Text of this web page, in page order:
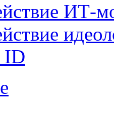
ИТ-
ID